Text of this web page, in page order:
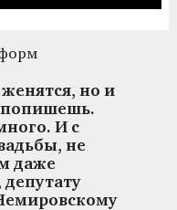
но и
попишешь.
И с
не
даже